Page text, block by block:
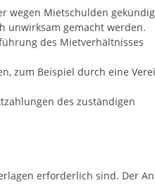
Sitzungsberichte
Haushalt & Finanzen
wegen Mietschulden
unwirksam gemacht werden.
des Mietverhältnisses
zum Beispiel durch eine
des zuständigen
erforderlich sind. Der